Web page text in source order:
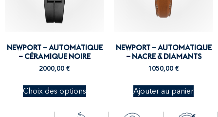
NEWPORT – AUTOMATIQUE
– CÉRAMIQUE NOIRE
2000,00 €
Choix des options
NEWPORT – AUTOMATIQUE
– NACRE & DIAMANTS
1050,00 €
Ajouter au panier